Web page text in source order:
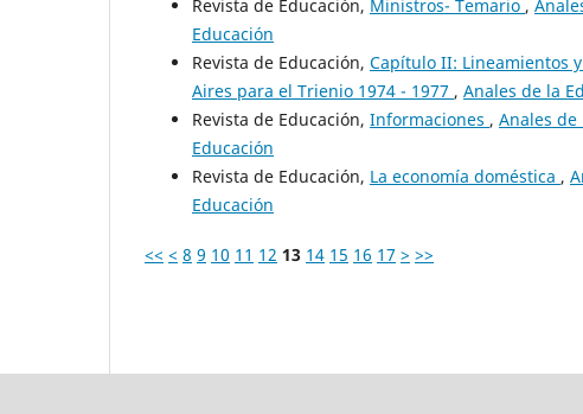
Revista de Educación, Ministros- Temario ,
Educación
Revista de Educación, Capítulo II: Lineamientos
Aires para el Trienio 1974 - 1977 , Anales de la
Revista de Educación, Informaciones , Anales de
Educación
Revista de Educación, La economía doméstica ,
Educación
<< < 8 9 10 11 12 13 14 15 16 17 > >>